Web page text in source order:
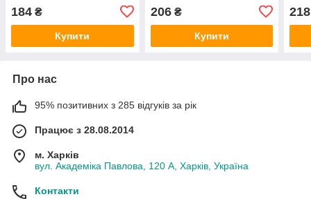
184 ₴
Купити
206₴
Купити
218
Про нас
95% позитивних з 285 відгуків за рік
Працює з 28.08.2014
м. Харків
вул. Академіка Павлова, 120 А, Харків, Україна
Контакти